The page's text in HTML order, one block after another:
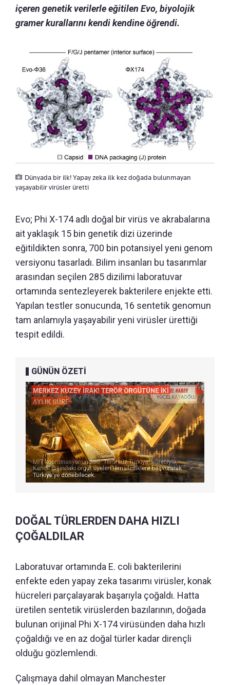
içeren genetik verilerle eğitilen Evo, biyolojik
gramer kurallarını kendi kendine öğrendi.
Dünyada bir ilk! Yapay zeka ilk kez doğada bulunmayan
yaşayabilir virüsler üretti
Evo; Phi X-174 adlı doğal bir virüs ve akrabalarına
ait yaklaşık 15 bin genetik dizi üzerinde
eğitildikten sonra, 700 bin potansiyel yeni genom
versiyonu tasarladı. Bilim insanları bu tasarımlar
arasından seçilen 285 dizilimi laboratuvar
ortamında sentezleyerek bakterilere enjekte etti.
Yapılan testler sonucunda, 16 sentetik genomun
tam anlamıyla yaşayabilir yeni virüsler ürettiği
tespit edildi.
GÜNÜN ÖZETİ
DOĞAL TÜRLERDEN DAHA HIZLI
ÇOĞALDILAR
Laboratuvar ortamında E. coli bakterilerini
enfekte eden yapay zeka tasarımı virüsler, konak
hücreleri parçalayarak başarıyla çoğaldı. Hatta
üretilen sentetik virüslerden bazılarının, doğada
bulunan orijinal Phi X-174 virüsünden daha hızlı
çoğaldığı ve en az doğal türler kadar dirençli
olduğu gözlemlendi.
Çalışmaya dahil olmayan Manchester